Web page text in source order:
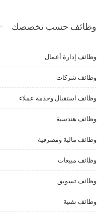
وظائف حسب تخصصك
وظائف إدارة أعمال
وظائف شركات
وظائف استقبال وخدمة عملاء
وظائف هندسية
وظائف مالية ومصرفية
وظائف مبيعات
وظائف تسويق
وظائف تقنية